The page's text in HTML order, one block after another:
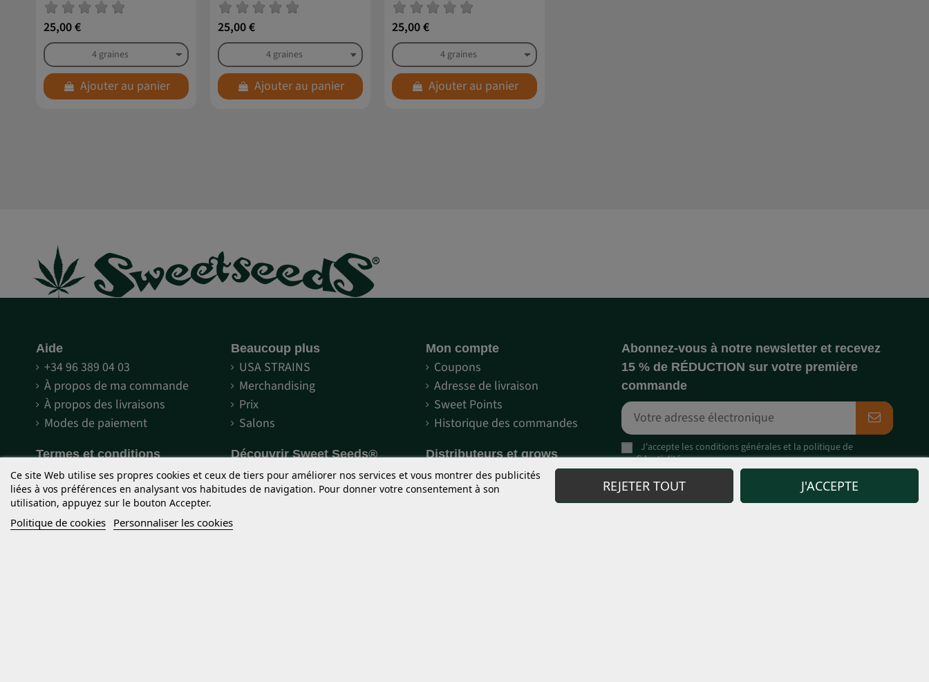
25,00 €
Ajouter au panier
25,00 €
Ajouter au panier
25,00 €
Ajouter au panier
Aide
+34 96 389 04 03
À propos de ma commande
À propos des livraisons
Modes de paiement
Beaucoup plus
USA STRAINS
Merchandising
Prix
Salons
Mon compte
Coupons
Adresse de livraison
Sweet Points
Historique des commandes
Termes et conditions
Mentions légales
Termes et conditions
d'utilisation
Politique de confidentialité
Découvrir Sweet Seeds®
Engagement Sweet Seeds®
Qu'est-ce que The Red Familly?
Distributeurs et grows
Mes commandes
Enregistrement
Ce site Web utilise ses propres cookies et ceux de tiers pour améliorer nos services et vous montrer des publicités
liées à vos préférences en analysant vos habitudes de navigation. Pour donner votre consentement à son
utilisation, appuyez sur le bouton Accepter.
Politique de cookies Personnaliser les cookies
REJETER TOUT J'ACCEPTE
Abonnez-vous à notre newsletter et recevez
15 % de RÉDUCTION sur votre première
commande
J'accepte lesconditions généraleset la politique de
confidentialité
abonnés des nouveaux produits et services. Base juridique : consentement sans équivoque
lorsque vous nous contactez et nous fournissez vos données à cette fin, ce qui peut constituer
l'intérêt légitime pour la gestion de la relation contractuelle. Aucun transfert de données à des